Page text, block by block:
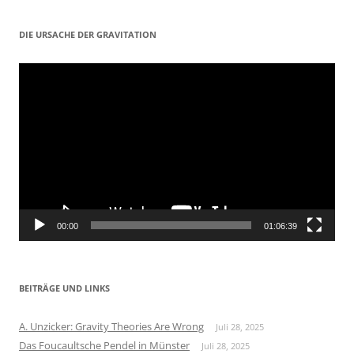
DIE URSACHE DER GRAVITATION
Video-
00:00 01:06:39
BEITRÄGE UND LINKS
A. Unzicker: Gravity Theories Are Wrong Juli 28, 2025
Das Foucaultsche Pendel in Münster Juli 28, 2025